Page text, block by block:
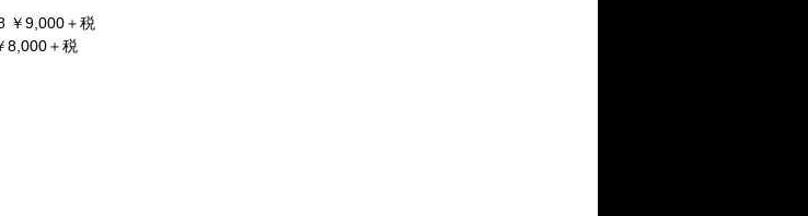
￥9,000＋税
8,000＋税